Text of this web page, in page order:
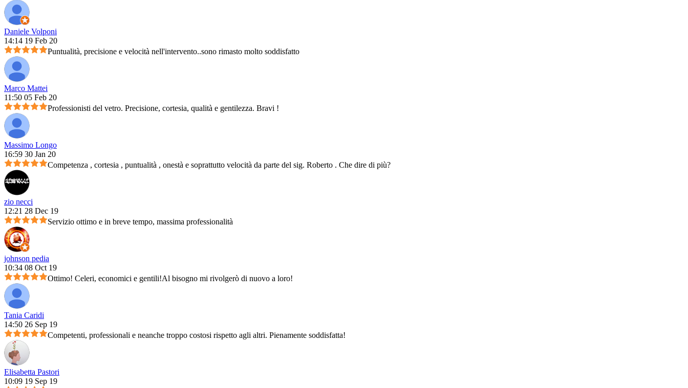
Daniele Volponi
14:14 19 Feb 20
Puntualità, precisione e velocità nell'intervento..sono rimasto molto soddisfatto
Marco Mattei
11:50 05 Feb 20
Professionisti del vetro. Precisione, cortesia, qualità e gentilezza. Bravi !
Massimo Longo
16:59 30 Jan 20
Competenza , cortesia , puntualità , onestà e soprattutto velocità da parte del sig. Roberto . Che dire di più?
zio necci
12:21 28 Dec 19
Servizio ottimo e in breve tempo, massima professionalità
johnson pedia
10:34 08 Oct 19
Ottimo! Celeri, economici e gentili!Al bisogno mi rivolgerò di nuovo a loro!
Tania Caridi
14:50 26 Sep 19
Competenti, professionali e neanche troppo costosi rispetto agli altri. Pienamente soddisfatta!
Elisabetta Pastori
10:09 19 Sep 19